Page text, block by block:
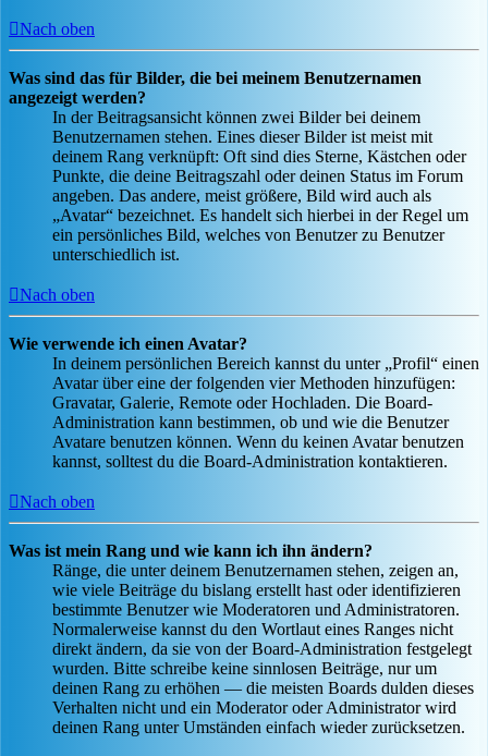
Nach oben
Was sind das für Bilder, die bei meinem Benutzernamen
angezeigt werden?
In der Beitragsansicht können zwei Bilder bei deinem
Benutzernamen stehen. Eines dieser Bilder ist meist mit
deinem Rang verknüpft: Oft sind dies Sterne, Kästchen oder
Punkte, die deine Beitragszahl oder deinen Status im Forum
angeben. Das andere, meist größere, Bild wird auch als
„Avatar“ bezeichnet. Es handelt sich hierbei in der Regel um
ein persönliches Bild, welches von Benutzer zu Benutzer
unterschiedlich ist.
Nach oben
Wie verwende ich einen Avatar?
In deinem persönlichen Bereich kannst du unter „Profil“ einen
Avatar über eine der folgenden vier Methoden hinzufügen:
Gravatar, Galerie, Remote oder Hochladen. Die Board-
Administration kann bestimmen, ob und wie die Benutzer
Avatare benutzen können. Wenn du keinen Avatar benutzen
kannst, solltest du die Board-Administration kontaktieren.
Nach oben
Was ist mein Rang und wie kann ich ihn ändern?
Ränge, die unter deinem Benutzernamen stehen, zeigen an,
wie viele Beiträge du bislang erstellt hast oder identifizieren
bestimmte Benutzer wie Moderatoren und Administratoren.
Normalerweise kannst du den Wortlaut eines Ranges nicht
direkt ändern, da sie von der Board-Administration festgelegt
wurden. Bitte schreibe keine sinnlosen Beiträge, nur um
deinen Rang zu erhöhen — die meisten Boards dulden dieses
Verhalten nicht und ein Moderator oder Administrator wird
deinen Rang unter Umständen einfach wieder zurücksetzen.